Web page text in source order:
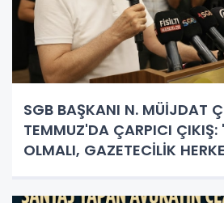
SGB BAŞKANI N. MÜİJDAT
TEMMUZ'DA ÇARPICI ÇIKIŞ:
OLMALI, GAZETECİLİK